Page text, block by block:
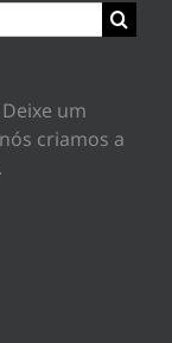
um
criamos a